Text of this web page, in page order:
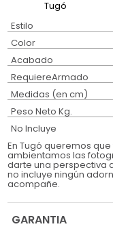
Estilo
Color
Acabado
RequiereArmado
Medidas (en cm)
Peso Neto Kg.
No Incluye
En Tugó queremos
ambientamos las
darte una perspectiva
no incluye ningún
acompañe.
GARANTIA